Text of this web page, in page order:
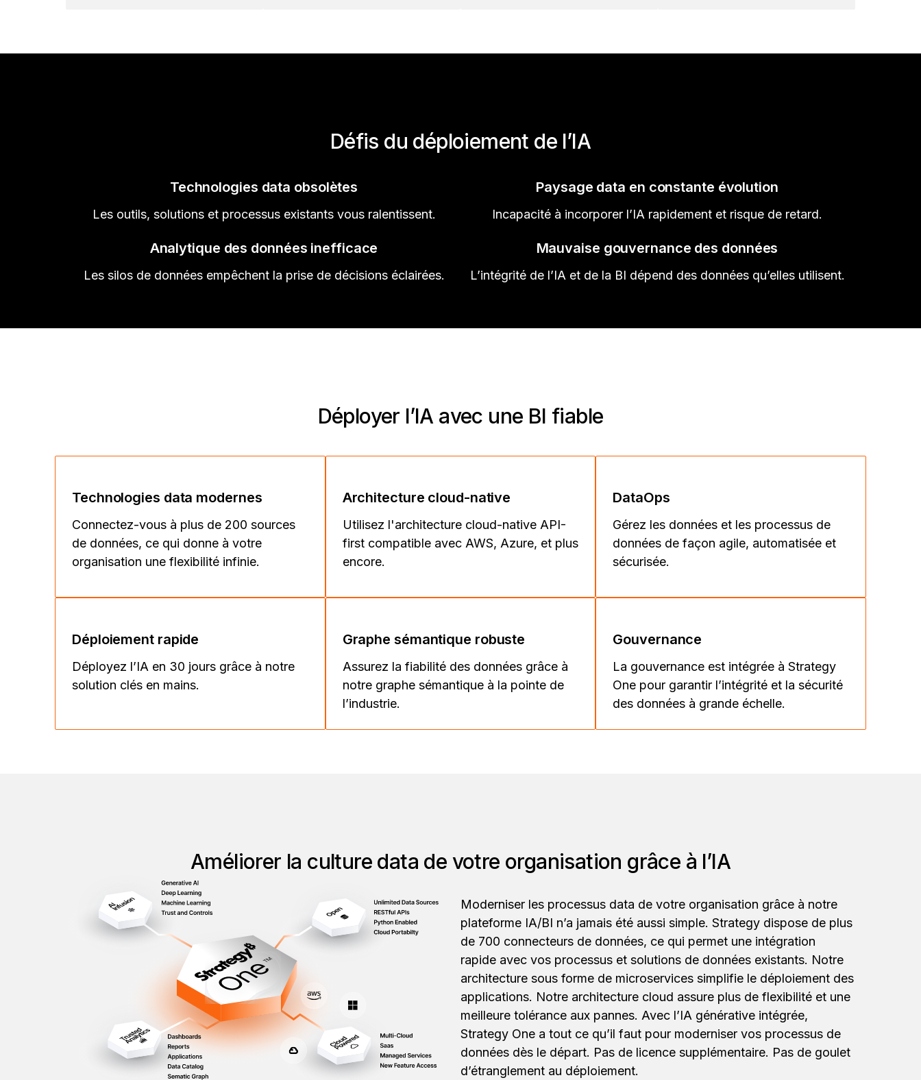
Défis du déploiement de l’IA
Technologies data obsolètes
Les outils, solutions et processus existants vous ralentissent.
Paysage data en constante évolution
Incapacité à incorporer l’IA rapidement et risque de retard.
Analytique des données inefficace
Les silos de données empêchent la prise de décisions éclairées.
Mauvaise gouvernance des données
L’intégrité de l’IA et de la BI dépend des données qu’elles utilisent.
Déployer l’IA avec une BI fiable
Technologies data modernes
Connectez-vous à plus de 200 sources
de données, ce qui donne à votre
organisation une flexibilité infinie.
Architecture cloud-native
Utilisez l'architecture cloud-native API-
first compatible avec AWS, Azure, et plus
encore.
DataOps
Gérez les données et les processus de
données de façon agile, automatisée et
sécurisée.
Déploiement rapide
Déployez l’IA en 30 jours grâce à notre
solution clés en mains.
Graphe sémantique robuste
Assurez la fiabilité des données grâce à
notre graphe sémantique à la pointe de
l’industrie.
Gouvernance
La gouvernance est intégrée à Strategy
One pour garantir l’intégrité et la sécurité
des données à grande échelle.
Améliorer la culture data de votre organisation grâce à l’IA
Moderniser les processus data de votre organisation grâce à notre
plateforme IA/BI n’a jamais été aussi simple. Strategy dispose de plus
de 700 connecteurs de données, ce qui permet une intégration
rapide avec vos processus et solutions de données existants. Notre
architecture sous forme de microservices simplifie le déploiement des
applications. Notre architecture cloud assure plus de flexibilité et une
meilleure tolérance aux pannes. Avec l’IA générative intégrée,
Strategy One a tout ce qu’il faut pour moderniser vos processus de
données dès le départ. Pas de licence supplémentaire. Pas de goulet
d’étranglement au déploiement.